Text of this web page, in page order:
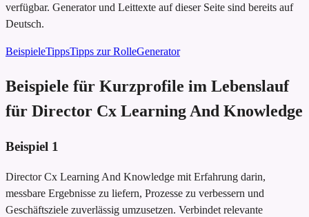
verfügbar. Generator und Leittexte auf dieser Seite sind bereits auf
Deutsch.
BeispieleTippsTipps zur RolleGenerator
Beispiele für Kurzprofile im Lebenslauf
für Director Cx Learning And Knowledge
Beispiel 1
Director Cx Learning And Knowledge mit Erfahrung darin,
messbare Ergebnisse zu liefern, Prozesse zu verbessern und
Geschäftsziele zuverlässig umzusetzen. Verbindet relevante